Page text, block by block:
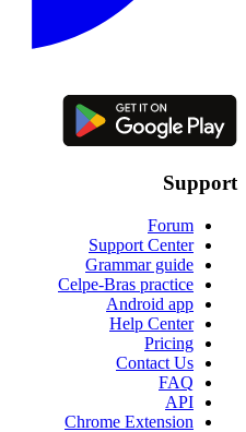
Support
Forum
Support Center
Grammar guide
Celpe-Bras practice
Android app
Help Center
Pricing
Contact Us
FAQ
API
Chrome Extension